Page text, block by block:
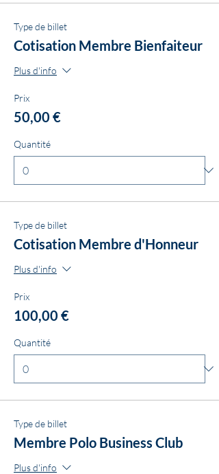
Type de billet
Cotisation Membre Bienfaiteur
Plus d'info
Prix
50,00 €
Quantité
Type de billet
Cotisation Membre d'Honneur
Plus d'info
Prix
100,00 €
Quantité
Type de billet
Membre Polo Business Club
Plus d'info